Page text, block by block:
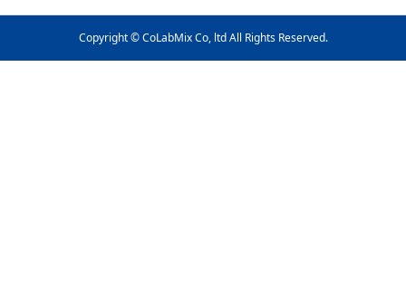
Copyright © CoLabMix Co, ltd All Rights Reserved.